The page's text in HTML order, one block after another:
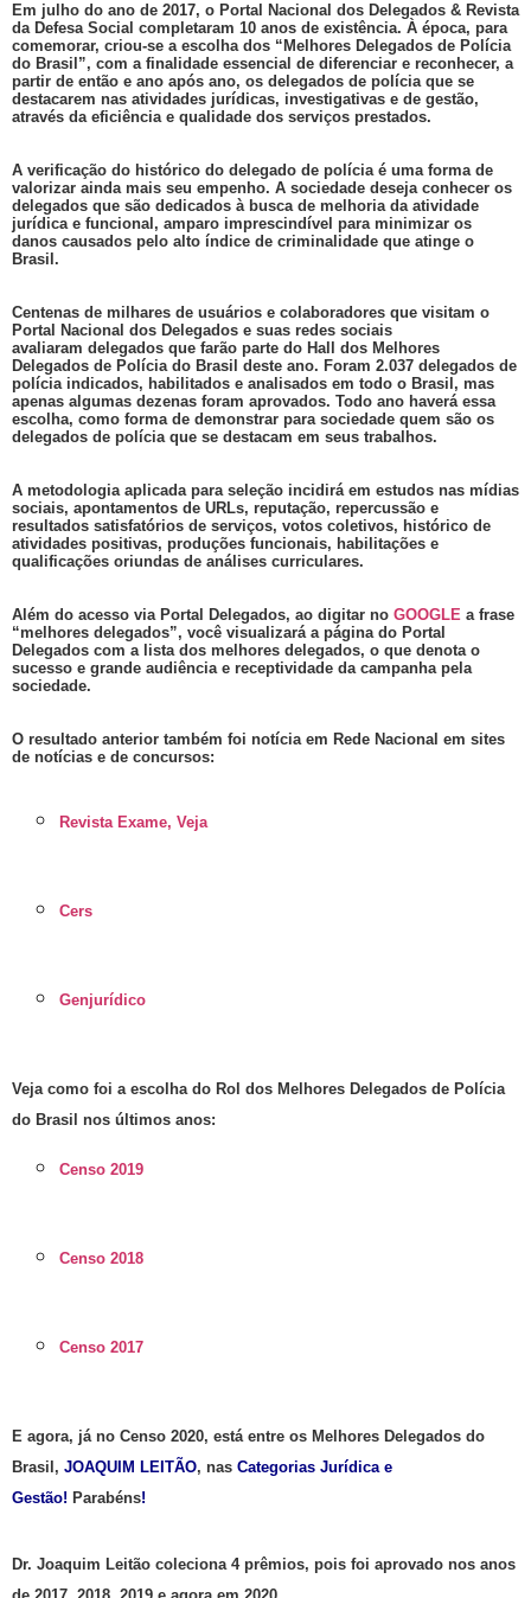
Em julho do ano de 2017, o Portal Nacional dos Delegados & Revista
da Defesa Social completaram 10 anos de existência. À época, para
comemorar, criou-se a escolha dos “Melhores Delegados de Polícia
do Brasil”, com a finalidade essencial de diferenciar e reconhecer, a
partir de então e ano após ano, os delegados de polícia que se
destacarem nas atividades jurídicas, investigativas e de gestão,
através da eficiência e qualidade dos serviços prestados.
A verificação do histórico do delegado de polícia é uma forma de
valorizar ainda mais seu empenho. A sociedade deseja conhecer os
delegados que são dedicados à busca de melhoria da atividade
jurídica e funcional, amparo imprescindível para minimizar os
danos causados pelo alto índice de criminalidade que atinge o
Brasil.
Centenas de milhares de usuários e colaboradores que visitam o
Portal Nacional dos Delegados e suas redes sociais
avaliaram delegados que farão parte do Hall dos Melhores
Delegados de Polícia do Brasil deste ano. Foram 2.037 delegados de
polícia indicados, habilitados e analisados em todo o Brasil, mas
apenas algumas dezenas foram aprovados. Todo ano haverá essa
escolha, como forma de demonstrar para sociedade quem são os
delegados de polícia que se destacam em seus trabalhos.
A metodologia aplicada para seleção incidirá em estudos nas mídias
sociais, apontamentos de URLs, reputação, repercussão e
resultados satisfatórios de serviços, votos coletivos, histórico de
atividades positivas, produções funcionais, habilitações e
qualificações oriundas de análises curriculares.
Além do acesso via Portal Delegados, ao digitar no GOOGLE a frase
“melhores delegados”, você visualizará a página do Portal
Delegados com a lista dos melhores delegados, o que denota o
sucesso e grande audiência e receptividade da campanha pela
sociedade.
O resultado anterior também foi notícia em Rede Nacional em sites
de notícias e de concursos:
Revista Exame, Veja
Cers
Genjurídico
Veja como foi a escolha do Rol dos Melhores Delegados de Polícia
do Brasil nos últimos anos:
Censo 2019
Censo 2018
Censo 2017
E agora, já no Censo 2020, estáentre os Melhores Delegados do
Brasil, JOAQUIM LEITÃO, nas Categorias Jurídica e
Gestão! Parabéns!
Dr. Joaquim Leitão coleciona 4 prêmios, pois foi aprovado nos anos